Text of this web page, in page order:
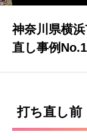
神奈川県横
直し事例
打ち直し